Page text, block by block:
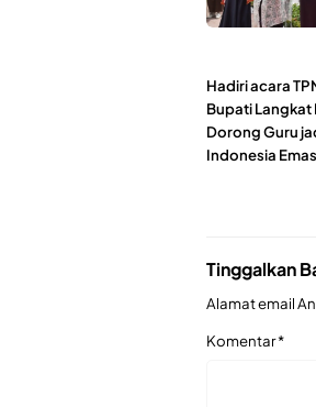
Hadiri acara
Bupati Langkat
Dorong Guru
Indonesia
Tinggalkan
Alamat email
Komentar*